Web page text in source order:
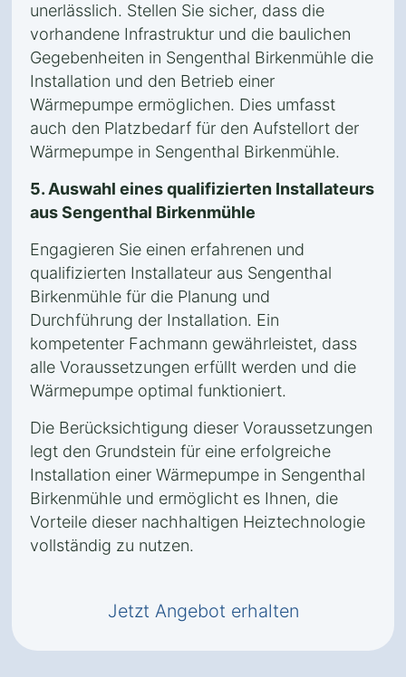
unerlässlich. Stellen Sie sicher, dass die
vorhandene Infrastruktur und die baulichen
Gegebenheiten in Sengenthal Birkenmühle die
Installation und den Betrieb einer
Wärmepumpe ermöglichen. Dies umfasst
auch den Platzbedarf für den Aufstellort der
Wärmepumpe in Sengenthal Birkenmühle.
5. Auswahl eines qualifizierten Installateurs
aus Sengenthal Birkenmühle
Engagieren Sie einen erfahrenen und
qualifizierten Installateur aus Sengenthal
Birkenmühle für die Planung und
Durchführung der Installation. Ein
kompetenter Fachmann gewährleistet, dass
alle Voraussetzungen erfüllt werden und die
Wärmepumpe optimal funktioniert.
Die Berücksichtigung dieser Voraussetzungen
legt den Grundstein für eine erfolgreiche
Installation einer Wärmepumpe in Sengenthal
Birkenmühle und ermöglicht es Ihnen, die
Vorteile dieser nachhaltigen Heiztechnologie
vollständig zu nutzen.
Jetzt Angebot erhalten